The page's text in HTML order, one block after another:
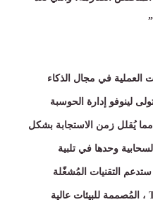
العملية في مجال الذكاء
لينوفو إدارة الحوسبة
يُقلل زمن الاستجابة بشكل
وحدها في تلبية
التقنيات المُشغّلة
، المُصممة للبيئات عالية